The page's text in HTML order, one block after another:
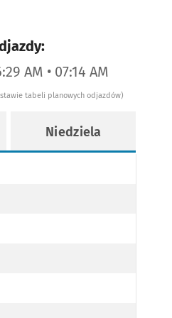
AM • 07:14 AM
tabeli planowych odjazdów)
Niedziela
NIEPODLEGŁOŚCI PO TRASIE)
SKRZY. NIEPODLEGŁOŚCI PO TRASIE)